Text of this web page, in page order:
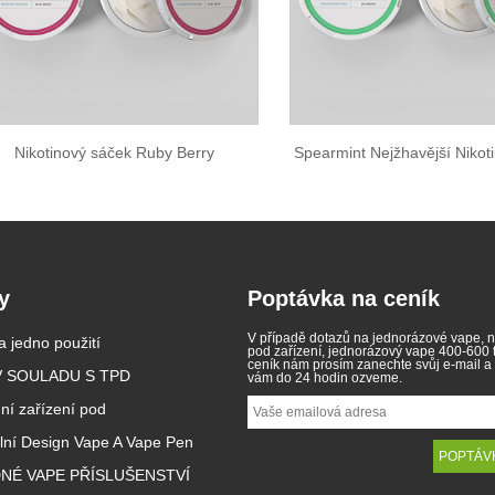
Nikotinový sáček Ruby Berry Spearmint Nejžhavější
stává první zemí EU,
11
stala první zemí EU, která
prodej jednorázových
aby se stali závislým na
elektronických
od 1. ledna zakázán v
Zákony o elektronických
cigaretách v různých zemích
2025/04/11
Elektronické cigarety se staly
oblíbeným produktem, který pomáhá
spotřebitelům snížit kouření nebo
vzdát se kouření. Tento článek
ilustruje zákony a předpisy
elektronických cigaret podle
jedno použití
SOULADU S TPD
zařízení pod
Design Vape A Vape Pen
VAPE PŘÍSLUŠENSTVÍ
Poptávka na ceník
V případě dotazů na jednorázové vape,
pod zařízení, jednorázový vape 400-600
ceník nám prosím zanechte svůj e-mail a
vám do 24 hodin ozveme.